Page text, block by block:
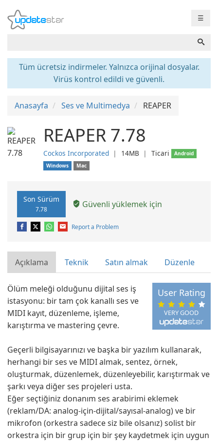
☰
Tüm ücretsiz indirmeler. Yalnızca orijinal dosyalar.
Virüs kontrol edildi ve güvenli.
Anasayfa Ses ve Multimedya REAPER
REAPER 7.78
Cockos Incorporated ❘ 14MB ❘ Ticari
Android
Windows
Mac
Son Sürüm
7.78 Güvenli yüklemek için
Report a Problem
Açıklama Teknik Satın almak Düzenle
VERY GOOD
User Rating
Ölüm meleği olduğunu dijital ses iş
istasyonu: bir tam çok kanallı ses ve
MIDI kayıt, düzenleme, işleme,
karıştırma ve mastering çevre.
Geçerli bilgisayarınızı ve başka bir yazılım kullanarak,
herhangi bir ses ve MIDI almak, sentez, örnek,
oluşturmak, düzenlemek, düzenleyebilir, karıştırmak ve
şarkı veya diğer ses projeleri usta.
Eğer seçtiğiniz donanım ses arabirimi eklemek
(reklam/DA: analog-için-dijital/sayısal-analog) ve bir
mikrofon (orkestra sadece siz bile olsanız) solist bir
orkestra için bir grup için bir şey kaydetmek için uygun